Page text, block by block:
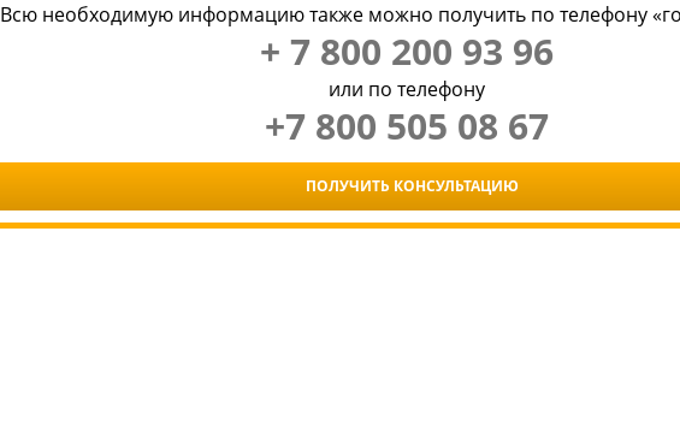
Всю необходимую информацию также можно получить по телефону
+ 7 800 200 93 96
или по телефону
+7 800 505 08 67
ПОЛУЧИТЬ КОНСУЛЬТАЦИЮ